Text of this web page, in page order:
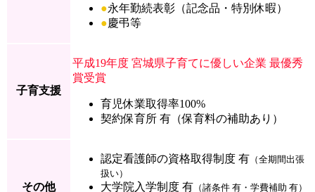
●永年勤続表彰（記念品・特別休暇）
●慶弔等
子育支援
平成19年度 宮城県子育てに優しい企業 最優秀
賞受賞
育児休業取得率100%
契約保育所 有（保育料の補助あり）
その他
認定看護師の資格取得制度 有 （全期間出張
扱い）
大学院入学制度 有 （諸条件 有・学費補助 有）